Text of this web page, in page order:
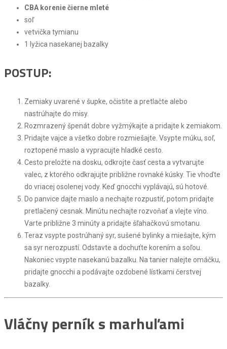
CBA korenie čierne mleté
soľ
vetvička tymianu
1 lyžica nasekanej bazalky
POSTUP:
Zemiaky uvarené v šupke, očistite a pretlačte alebo
nastrúhajte do misy.
Rozmrazený špenát dobre vyžmýkajte a pridajte k zemiakom.
Pridajte vajce a všetko dobre rozmiešajte. Vsypte múku, soľ,
roztopené maslo a vypracujte hladké cesto.
Cesto preložte na dosku, odkrojte časť cesta a vytvarujte
valec, z ktorého odkrajujte približne rovnaké kúsky. Tie vhoďte
do vriacej osolenej vody. Keď gnocchi vyplávajú, sú hotové.
Do panvice dajte maslo a nechajte rozpustiť, potom pridajte
pretlačený cesnak. Minútu nechajte rozvoňať a vlejte víno.
Varte približne 3 minúty a pridajte šľahačkovú smotanu.
Teraz vsypte postrúhaný syr, sušené bylinky a miešajte, kým
sa syr nerozpustí. Odstavte a dochuťte korením a soľou.
Nakoniec vsypte nasekanú bazalku. Na tanier nalejte omáčku,
pridajte gnocchi a podávajte ozdobené lístkami čerstvej
bazalky.
Vláčny perník s marhuľami